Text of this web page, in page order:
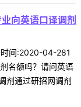
向英语口译调剂
间:2020-04-281
名额吗？请问英语
剂通过研招网调剂